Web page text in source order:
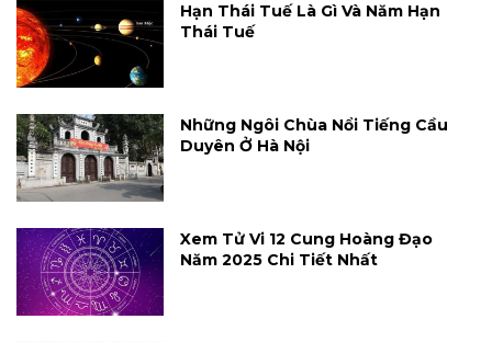
Hạn Thái Tuế Là Gì Và Năm Hạn
Thái Tuế
Những Ngôi Chùa Nổi Tiếng Cầu
Duyên Ở Hà Nội
Xem Tử Vi 12 Cung Hoàng Đạo
Năm 2025 Chi Tiết Nhất